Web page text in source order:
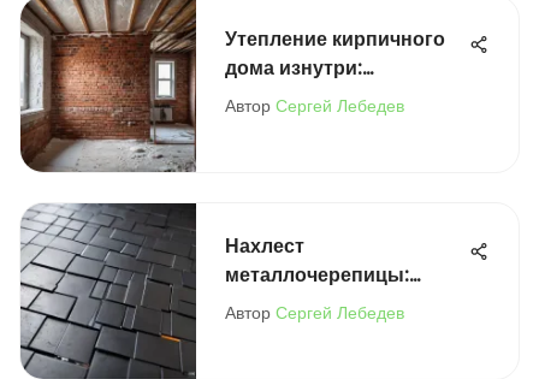
Утепление кирпичного
дома изнутри:
пеноплекс
Автор Сергей Лебедев
Нахлест
металлочерепицы:
правильная укладка
Автор Сергей Лебедев